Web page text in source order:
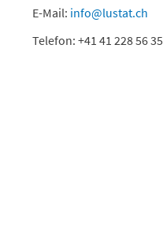
E-Mail: info@lustat.ch
Telefon: +41 41 228 56 35